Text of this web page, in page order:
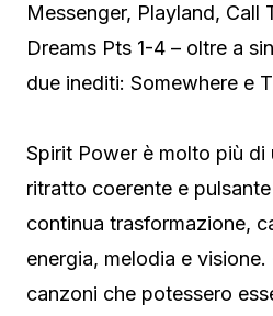
Messenger, Playland, Call
Dreams Pts 1-4 – oltre a
due inediti: Somewhere e
Spirit Power è molto più di
ritratto coerente e
continua trasformazione,
energia, melodia e
canzoni che potessero